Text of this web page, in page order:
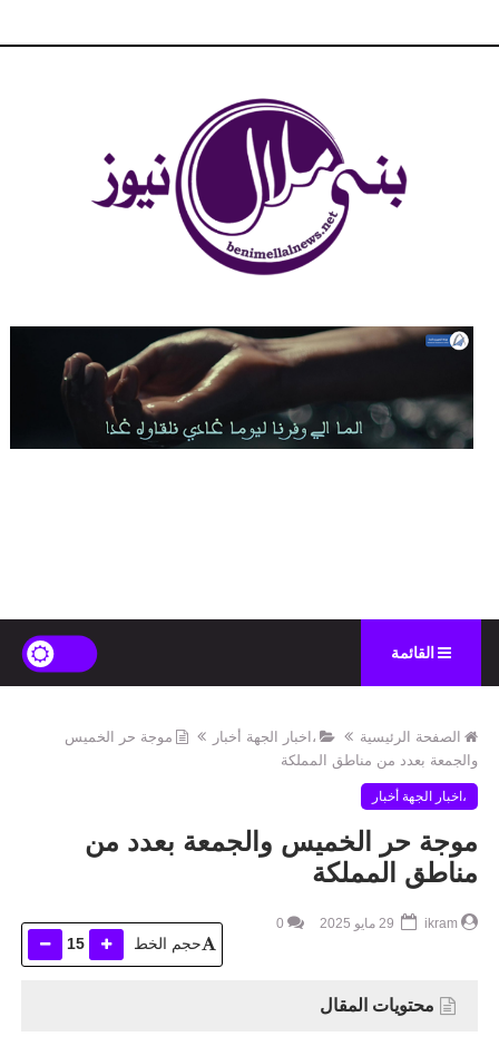
القائمة
الصفحة الرئيسية ،اخبار الجهة أخبار
موجة حر الخميس
والجمعة بعدد من مناطق المملكة
،اخبار الجهة أخبار
موجة حر الخميس والجمعة بعدد من
مناطق المملكة
ikram
0
حجم الخط 15
محتويات المقال